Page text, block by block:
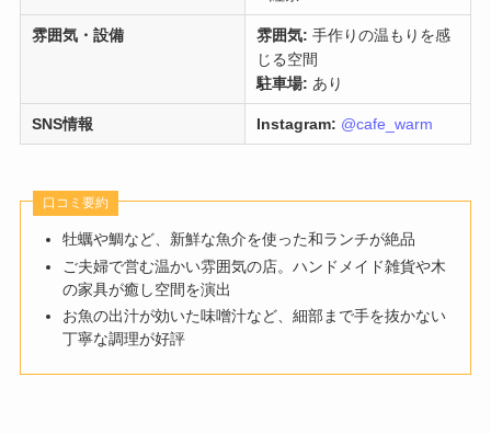
雰囲気・設備 雰囲気: 手作りの温もりを感
じる空間
駐車場: あり
SNS情報 Instagram: @cafe_warm
口コミ要約
牡蠣や鯛など、新鮮な魚介を使った和ランチが絶品
ご夫婦で営む温かい雰囲気の店。ハンドメイド雑貨や木
の家具が癒し空間を演出
お魚の出汁が効いた味噌汁など、細部まで手を抜かない
丁寧な調理が好評